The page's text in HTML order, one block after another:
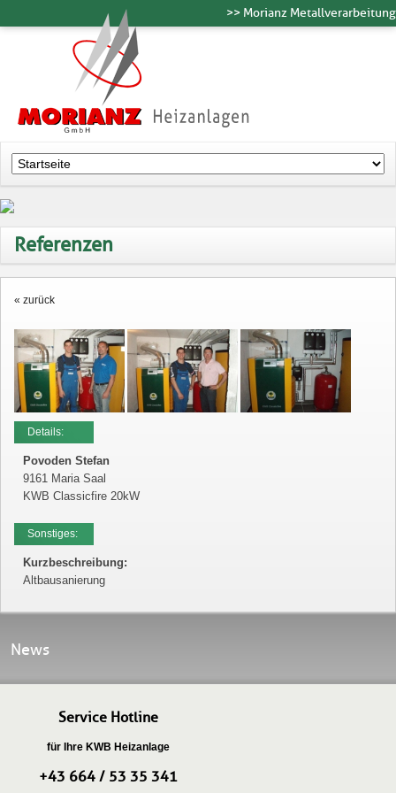
>> Morianz Metallverarbeitung
Referenzen
« zurück
Details:
Povoden Stefan
9161 Maria Saal
KWB Classicfire 20kW
Sonstiges:
Kurzbeschreibung:
Altbausanierung
News
Service Hotline
für Ihre KWB Heizanlage
+43 664 / 53 35 341